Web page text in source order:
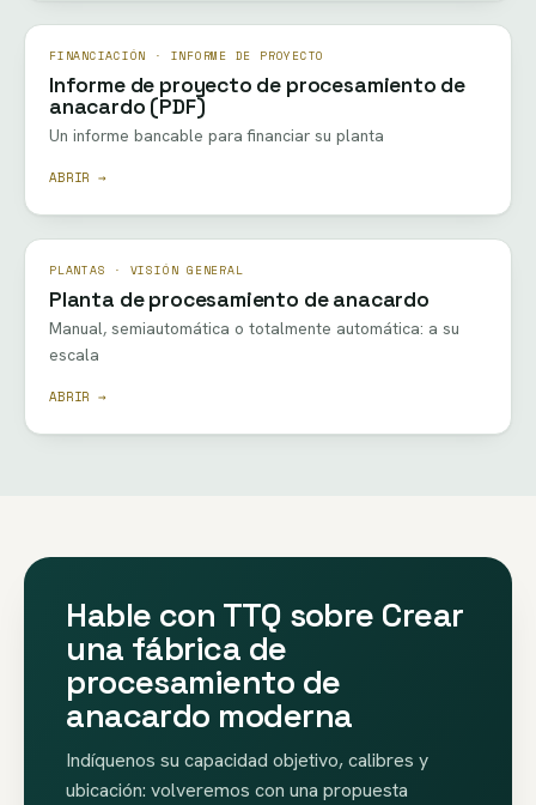
FINANCIACIÓN · INFORME DE PROYECTO
Informe de proyecto de procesamiento de
anacardo (PDF)
Un informe bancable para financiar su planta
ABRIR →
PLANTAS · VISIÓN GENERAL
Planta de procesamiento de anacardo
Manual, semiautomática o totalmente automática: a su
escala
ABRIR →
Hable con TTQ sobre Crear
una fábrica de
procesamiento de
anacardo moderna
Indíquenos su capacidad objetivo, calibres y
ubicación: volveremos con una propuesta